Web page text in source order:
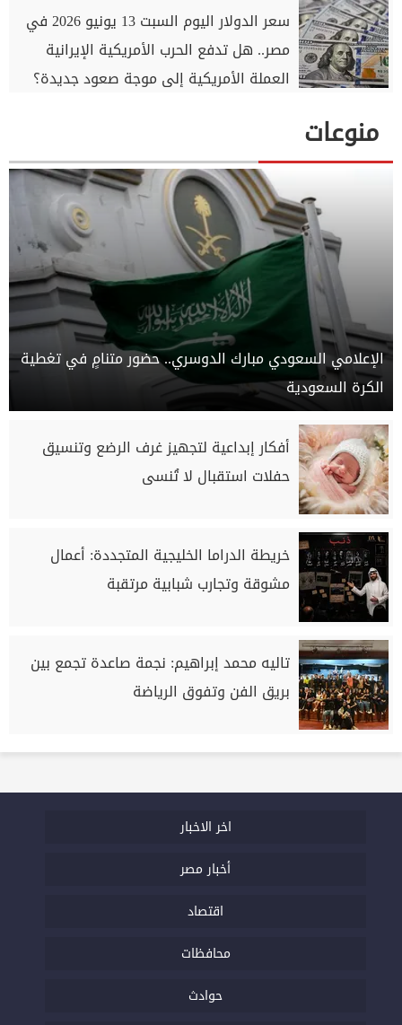
سعر الدولار اليوم السبت 13 يونيو 2026 في
مصر.. هل تدفع الحرب الأمريكية الإيرانية
العملة الأمريكية إلى موجة صعود جديدة؟
منوعات
الإعلامي السعودي مبارك الدوسري.. حضور متنامٍ في تغطية
الكرة السعودية
أفكار إبداعية لتجهيز غرف الرضع وتنسيق
حفلات استقبال لا تُنسى
خريطة الدراما الخليجية المتجددة: أعمال
مشوقة وتجارب شبابية مرتقبة
تاليه محمد إبراهيم: نجمة صاعدة تجمع بين
بريق الفن وتفوق الرياضة
اخر الاخبار
أخبار مصر
اقتصاد
محافظات
حوادث